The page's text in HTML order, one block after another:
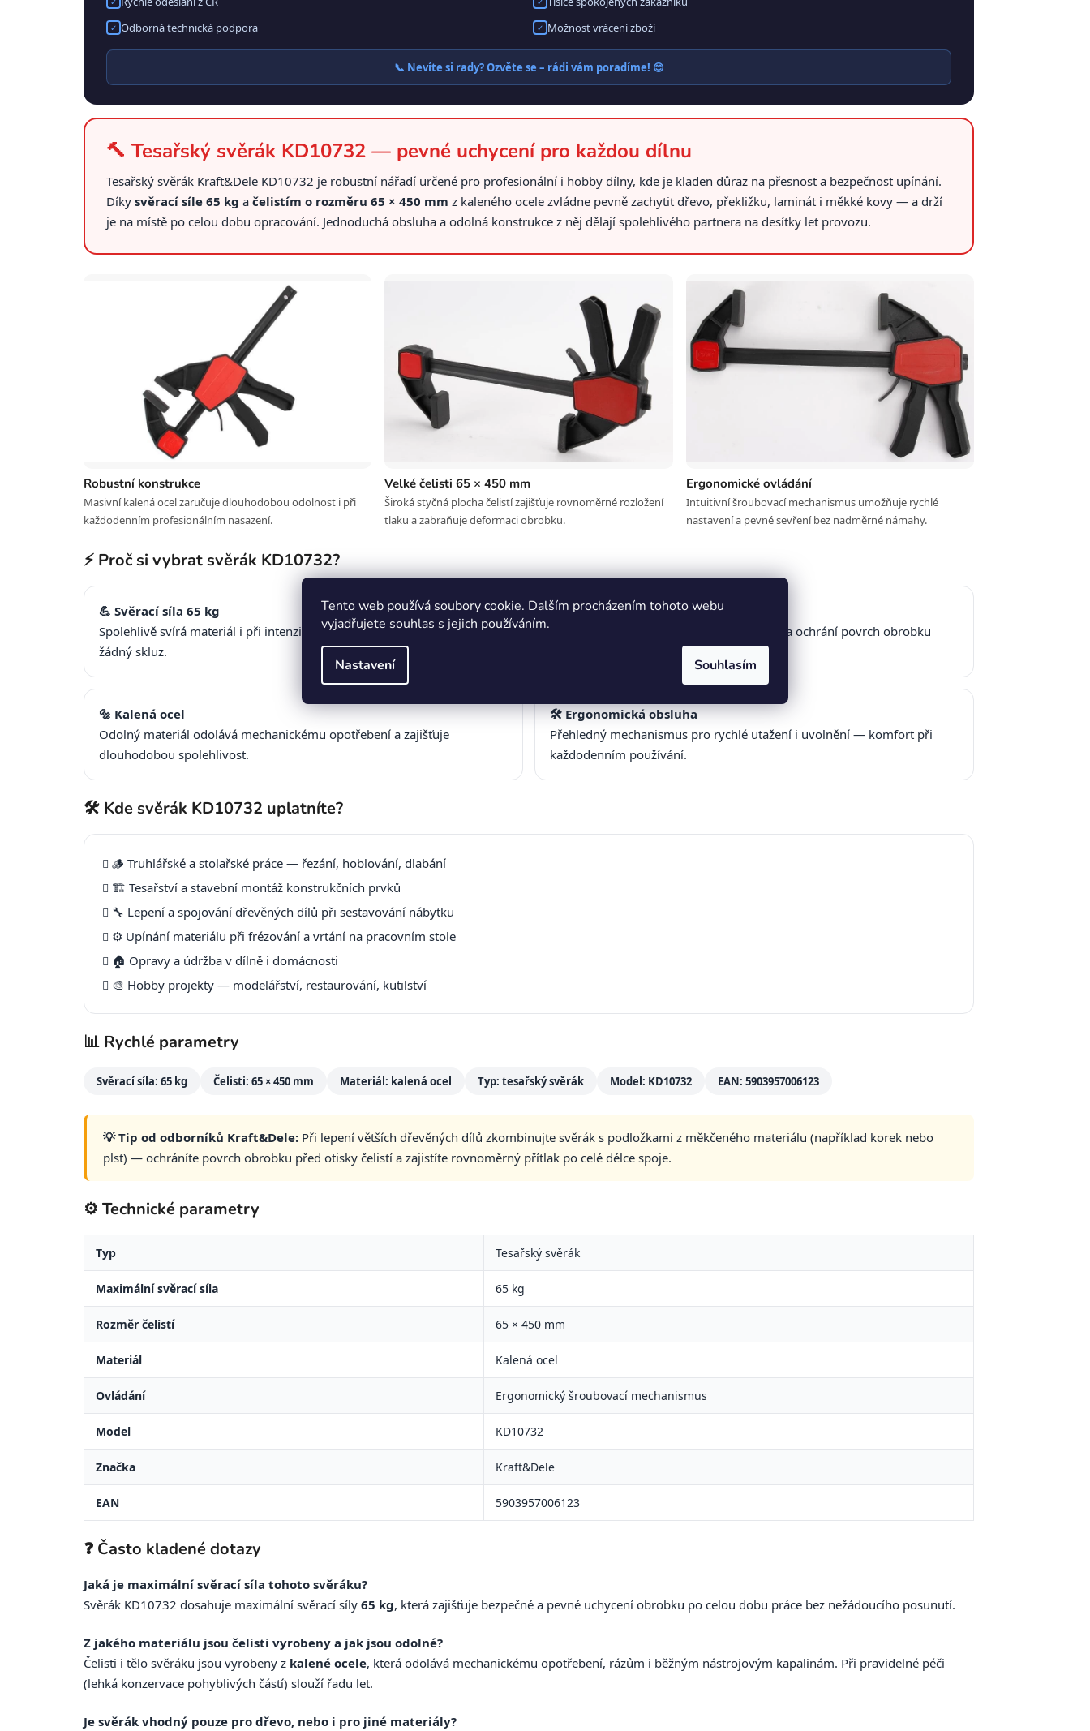
Tento web používá soubory cookie. Dalším procházením tohoto webu
vyjadřujete souhlas s jejich používáním.
Nastavení Souhlasím
✓ Odborná technická podpora ✓ Možnost vrácení zboží
📞 Nevíte si rady? Ozvěte se – rádi vám poradíme! 😊
🔨 Tesařský svěrák KD10732 — pevné uchycení pro každou dílnu
Tesařský svěrák Kraft&Dele KD10732 je robustní nářadí určené pro profesionální i hobby dílny, kde je kladen důraz na přesnost a bezpečnost upínání.
Díky svěrací síle 65 kg a čelistím o rozměru 65 × 450 mm z kaleného ocele zvládne pevně zachytit dřevo, překližku, laminát i měkké kovy — a drží
je na místě po celou dobu opracování. Jednoduchá obsluha a odolná konstrukce z něj dělají spolehlivého partnera na desítky let provozu.
Robustní konstrukce
Masivní kalená ocel zaručuje dlouhodobou odolnost i při
každodenním profesionálním nasazení.
Velké čelisti 65 × 450 mm
Široká styčná plocha čelistí zajišťuje rovnoměrné rozložení
tlaku a zabraňuje deformaci obrobku.
Ergonomické ovládání
Intuitivní šroubovací mechanismus umožňuje rychlé
nastavení a pevné sevření bez nadměrné námahy.
⚡ Proč si vybrat svěrák KD10732?
💪 Svěrací síla 65 kg
Spolehlivě svírá materiál i při intenzivním obrábění — žádné posunutí,
žádný skluz.
📏 Čelisti 65 × 450 mm
Velká styčná plocha ideálně rozloží přítlak a ochrání povrch obrobku
🔩 Kalená ocel
Odolný materiál odolává mechanickému opotřebení a zajišťuje
dlouhodobou spolehlivost.
🛠️ Ergonomická obsluha
Přehledný mechanismus pro rychlé utažení i uvolnění — komfort při
každodenním používání.
🛠️ Kde svěrák KD10732 uplatníte?
🪵 Truhlářské a stolařské práce — řezání, hoblování, dlabání
🏗️ Tesařství a stavební montáž konstrukčních prvků
🔧 Lepení a spojování dřevěných dílů při sestavování nábytku
⚙️ Upínání materiálu při frézování a vrtání na pracovním stole
🏠 Opravy a údržba v dílně i domácnosti
🎨 Hobby projekty — modelářství, restaurování, kutilství
📊 Rychlé parametry
Svěrací síla: 65 kg Čelisti: 65 × 450 mm Materiál: kalená ocel Typ: tesařský svěrák Model: KD10732 EAN: 5903957006123
💡 Tip od odborníků Kraft&Dele: Při lepení větších dřevěných dílů zkombinujte svěrák s podložkami z měkčeného materiálu (například korek nebo
plst) — ochráníte povrch obrobku před otisky čelistí a zajistíte rovnoměrný přítlak po celé délce spoje.
⚙️ Technické parametry
Typ Tesařský svěrák
Maximální svěrací síla 65 kg
Rozměr čelistí 65 × 450 mm
Materiál Kalená ocel
Ovládání Ergonomický šroubovací mechanismus
Model KD10732
Značka Kraft&Dele
EAN 5903957006123
❓ Často kladené dotazy
Jaká je maximální svěrací síla tohoto svěráku?
Svěrák KD10732 dosahuje maximální svěrací síly 65 kg, která zajišťuje bezpečné a pevné uchycení obrobku po celou dobu práce bez nežádoucího posunutí.
Z jakého materiálu jsou čelisti vyrobeny a jak jsou odolné?
Čelisti i tělo svěráku jsou vyrobeny z kalené ocele, která odolává mechanickému opotřebení, rázům i běžným nástrojovým kapalinám. Při pravidelné péči
(lehká konzervace pohyblivých částí) slouží řadu let.
Je svěrák vhodný pouze pro dřevo, nebo i pro jiné materiály?